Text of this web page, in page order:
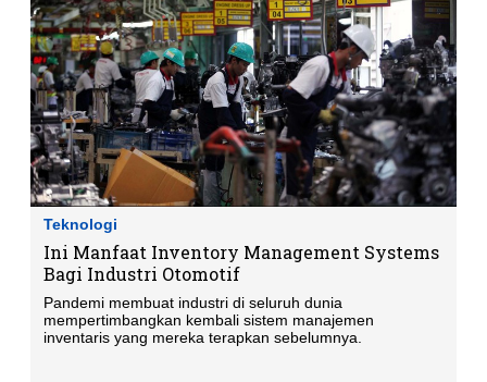
Teknologi
Ini Manfaat Inventory Management Systems
Bagi Industri Otomotif
Pandemi membuat industri di seluruh dunia
mempertimbangkan kembali sistem manajemen
inventaris yang mereka terapkan sebelumnya.